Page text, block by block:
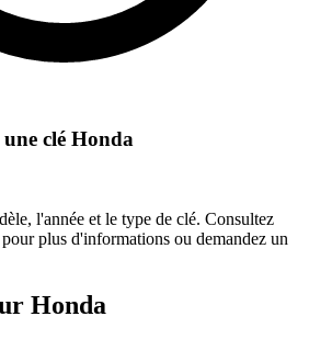
clé Honda
l'année et le type de clé. Consultez
pour plus d'informations ou demandez un
Honda